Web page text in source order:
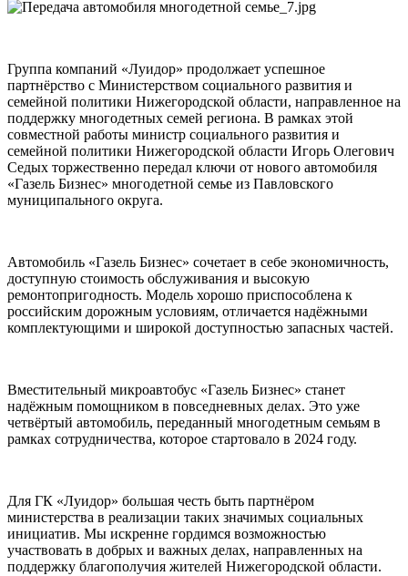
Группа компаний «Луидор» продолжает успешное
партнёрство с Министерством социального развития и
семейной политики Нижегородской области, направленное на
поддержку многодетных семей региона. В рамках этой
совместной работы министр социального развития и
семейной политики Нижегородской области Игорь Олегович
Седых торжественно передал ключи от нового автомобиля
«Газель Бизнес» многодетной семье из Павловского
муниципального округа.
Автомобиль «Газель Бизнес» сочетает в себе экономичность,
доступную стоимость обслуживания и высокую
ремонтопригодность. Модель хорошо приспособлена к
российским дорожным условиям, отличается надёжными
комплектующими и широкой доступностью запасных частей.
Вместительный микроавтобус «Газель Бизнес» станет
надёжным помощником в повседневных делах. Это уже
четвёртый автомобиль, переданный многодетным семьям в
рамках сотрудничества, которое стартовало в 2024 году.
Для ГК «Луидор» большая честь быть партнёром
министерства в реализации таких значимых социальных
инициатив. Мы искренне гордимся возможностью
участвовать в добрых и важных делах, направленных на
поддержку благополучия жителей Нижегородской области.